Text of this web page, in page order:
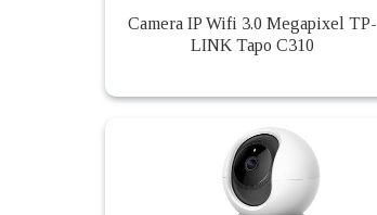
Camera IP Wifi 3.0 Megapixel TP-
LINK Tapo C310